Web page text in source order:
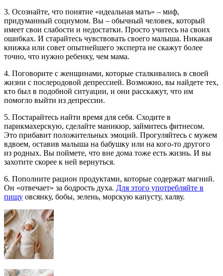
3. Осознайте, что понятие «идеальная мать» – миф,
придуманный социумом. Вы – обычный человек, который
имеет свои слабости и недостатки. Просто учитесь на своих
ошибках. И старайтесь чувствовать своего малыша. Никакая
книжка или совет опытнейшего эксперта не скажут более
точно, что нужно ребенку, чем мама.
4. Поговорите с женщинами, которые сталкивались в своей
жизни с послеродовой депрессией. Возможно, вы найдете тех,
кто был в подобной ситуации, и они расскажут, что им
помогло выйти из депрессии.
5. Постарайтесь найти время для себя. Сходите в
парикмахерскую, сделайте маникюр, займитесь фитнесом.
Это прибавит положительных эмоций. Прогуляйтесь с мужем
вдвоем, оставив малыша на бабушку или на кого-то другого
из родных. Вы поймете, что вне дома тоже есть жизнь. И вы
захотите скорее к ней вернуться.
6. Пополните рацион продуктами, которые содержат магний.
Он «отвечает» за бодрость духа. Для этого употребляйте в
пищу овсянку, бобы, зелень, морскую капусту, халву.